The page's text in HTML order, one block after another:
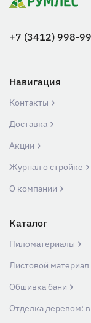
+7 (3412) 998-
Навигация
Контакты
Доставка
Акции
Журнал о стройке
О компании
Каталог
Пиломатериалы
Листовой материал
Обшивка бани
Отделка деревом: